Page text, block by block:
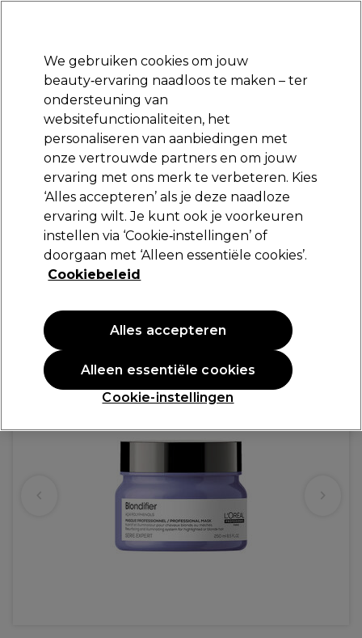
Aanmelden
Merken Deals Haar Elektra
Volgende dag geleverd*
Na verzending, maandag t/m vrijdag
L'Oréal Professionnel
L'Oréal Professionnel Série Expert Blondifier
Masker voor haar met highlights of blond
haar 250ml
(0)
9.58 € per 100ml
We gebruiken cookies om jouw
beauty‑ervaring naadloos te maken – ter
ondersteuning van
websitefunctionaliteiten, het
personaliseren van aanbiedingen met
onze vertrouwde partners en om jouw
ervaring met ons merk te verbeteren. Kies
‘Alles accepteren’ als je deze naadloze
ervaring wilt. Je kunt ook je voorkeuren
instellen via ‘Cookie‑instellingen’ of
doorgaan met ‘Alleen essentiële cookies’.
Cookiebeleid
Cookie-instellingen
Alleen essentiële cookies
Alles accepteren